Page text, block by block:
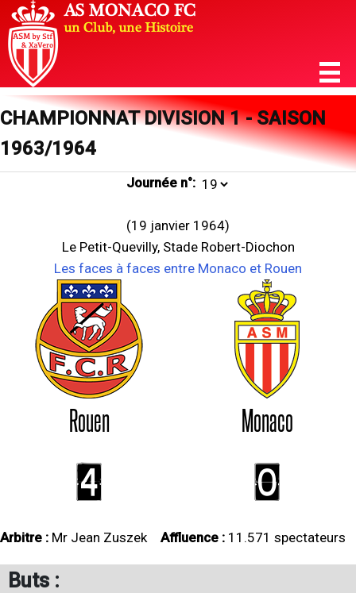
CHAMPIONNAT DIVISION 1 - SAISON
1963/1964
Journée n°:
(19 janvier 1964)
Le Petit-Quevilly, Stade Robert-Diochon
Les faces à faces entre Monaco et Rouen
Rouen Monaco
4 0
Arbitre : Mr Jean Zuszek Affluence : 11.571 spectateurs
Buts :